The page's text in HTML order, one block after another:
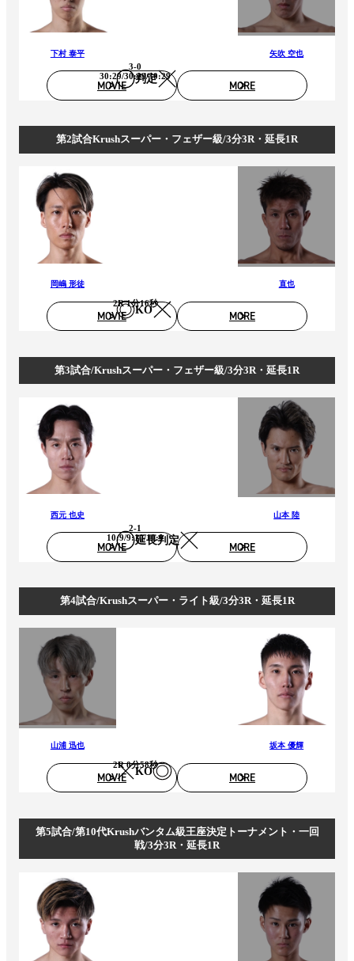
下村 泰平
判定
3-0
30:29/30:29/30:29
矢吹 空也
MOVIE MORE
第2試合Krushスーパー・フェザー級/3分3R・延長1R
岡嶋 形徒
KO
2R 1分16秒
直也
MOVIE MORE
第3試合/Krushスーパー・フェザー級/3分3R・延長1R
西元 也史
延長判定
2-1
10:9/9:10/10:9
山本 陸
MOVIE MORE
第4試合/Krushスーパー・ライト級/3分3R・延長1R
山浦 迅也
KO
2R 0分58秒
坂本 優輝
MOVIE MORE
第5試合/第10代Krushバンタム級王座決定トーナメント・一回
戦/3分3R・延長1R